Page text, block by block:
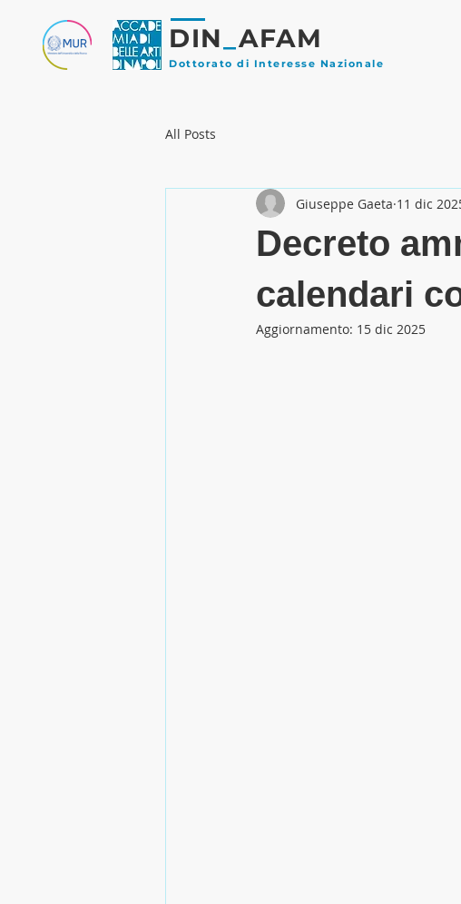
DIN AFAM
Dottorato di Interesse Nazionale
All Posts
Decreto
calendari
Giuseppe Gaeta 11 dic
Aggiornamento: 15 dic 2025